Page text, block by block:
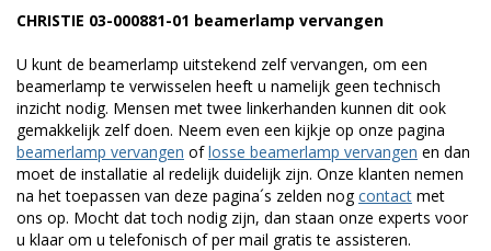
CHRISTIE 03-000881-01 beamerlamp vervangen
U kunt de beamerlamp uitstekend zelf vervangen, om een
beamerlamp te verwisselen heeft u namelijk geen technisch
inzicht nodig. Mensen met twee linkerhanden kunnen dit ook
gemakkelijk zelf doen. Neem even een kijkje op onze pagina
beamerlamp vervangen oflosse beamerlamp vervangen en dan
moet de installatie al redelijk duidelijk zijn. Onze klanten nemen
na het toepassen van deze pagina´s zelden nogcontact met
ons op. Mocht dat toch nodig zijn, dan staan onze experts voor
u klaar om u telefonisch of per mail gratis te assisteren.